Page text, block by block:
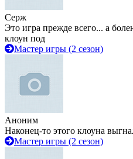
Серж
Это игра прежде всего... а
клоун под
Мастер игры (2 сезон)
Аноним
Наконец-то этого клоуна
Мастер игры (2 сезон)